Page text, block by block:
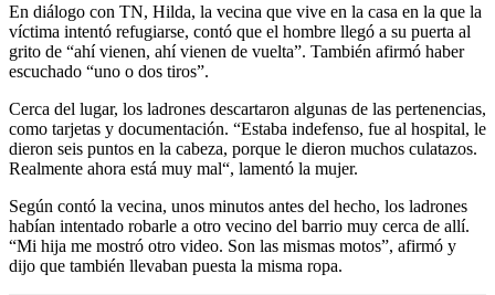
En diálogo con TN, Hilda, la vecina que vive en la casa en la que la
víctima intentó refugiarse, contó que el hombre llegó a su puerta al
grito de “ahí vienen, ahí vienen de vuelta”. También afirmó haber
escuchado “uno o dos tiros”.
Cerca del lugar, los ladrones descartaron algunas de las pertenencias,
como tarjetas y documentación. “Estaba indefenso, fue al hospital, le
dieron seis puntos en la cabeza, porque le dieron muchos culatazos.
Realmente ahora está muy mal“, lamentó la mujer.
Según contó la vecina, unos minutos antes del hecho, los ladrones
habían intentado robarle a otro vecino del barrio muy cerca de allí.
“Mi hija me mostró otro video. Son las mismas motos”, afirmó y
dijo que también llevaban puesta la misma ropa.